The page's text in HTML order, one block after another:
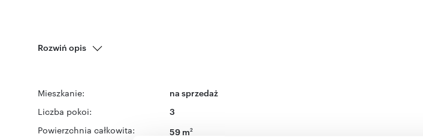
Rozwiń opis
Mieszkanie: na sprzedaż
Liczba pokoi: 3
Powierzchnia całkowita: 59 m2